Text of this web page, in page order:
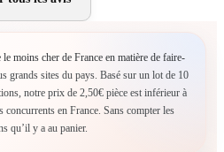
le moins cher de France en matière de faire-
grands sites du pays. Basé sur un lot de 10
notre prix de 2,50€ pièce est inférieur à
concurrents en France. Sans compter les
qu’il y a au panier.